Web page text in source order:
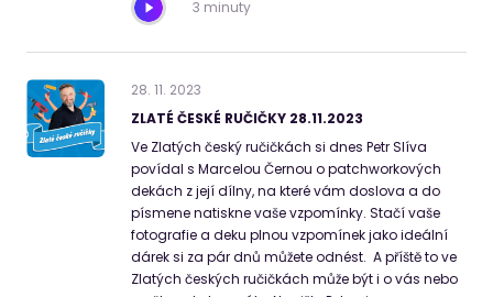
3 minuty
28. 11. 2023
ZLATÉ ČESKÉ RUČIČKY 28.11.2023
Ve Zlatých český ručičkách si dnes Petr Slíva
povídal s Marcelou Černou o patchworkových
dekách z její dílny, na které vám doslova a do
písmene natiskne vaše vzpomínky. Stačí vaše
fotografie a deku plnou vzpomínek jako ideální
dárek si za pár dnů můžete odnést. A příště to ve
Zlatých českých ručičkách může být i o vás nebo